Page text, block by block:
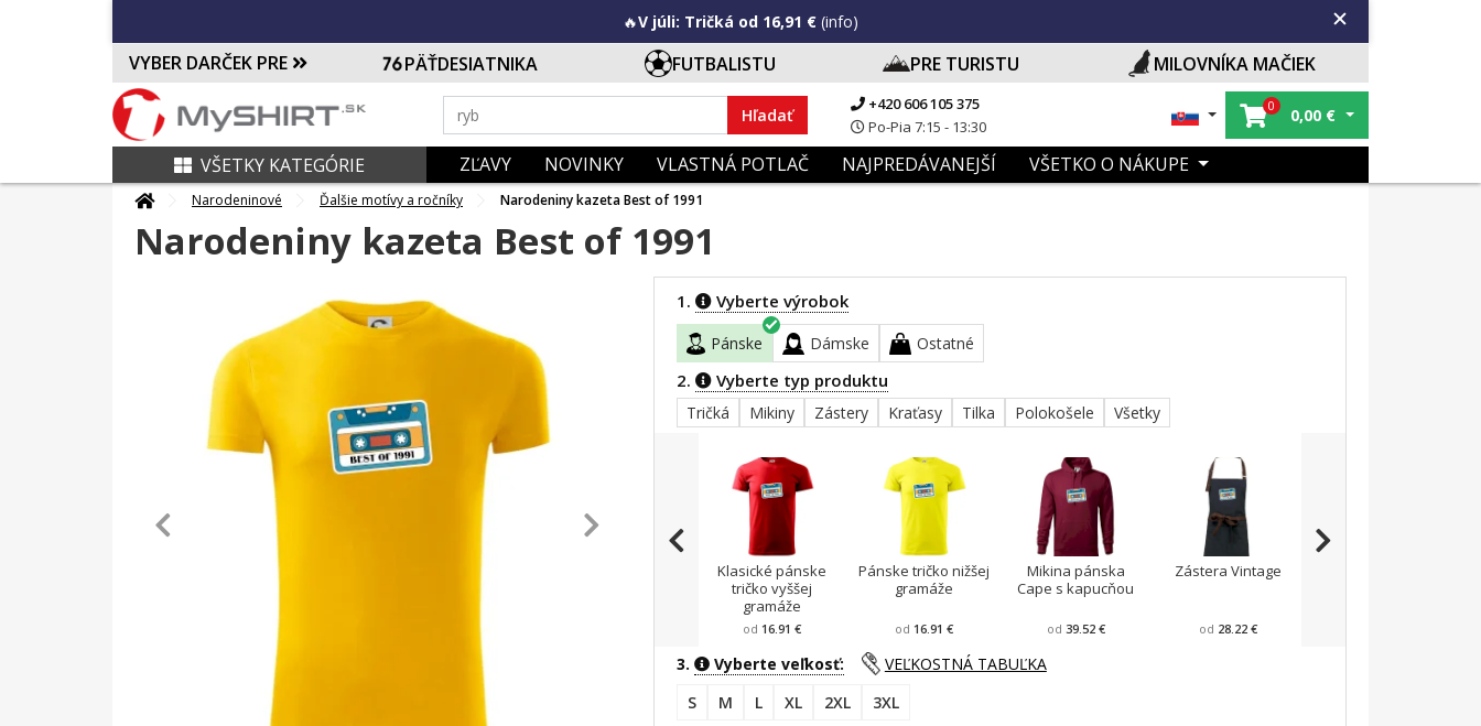
🔥V júli: Tričká od 16,91 € (info)
VYBER DARČEK PRE PÄŤDESIATNIKA FUTBALISTU PRE TURISTU MILOVNÍKA MAČIEK
Hľadať
+420 606 105 375
Po-Pia 7:15 - 13:30
0 0,00 €
VŠETKY KATEGÓRIE ZĽAVY NOVINKY VLASTNÁ POTLAČ NAJPREDÁVANEJŠÍ VŠETKO O NÁKUPE
Narodeninové Ďalšie motívy a ročníky Narodeniny kazeta Best of 1991
Narodeniny kazeta Best of 1991
1. Vyberte výrobok
Pánske Dámske Ostatné
2. Vyberte typ produktu
Tričká Mikiny Zástery Kraťasy Tilka Polokošele Všetky
Klasické pánske
tričko vyššej
gramáže
od 16.91 €
Pánske tričko nižšej
gramáže
od 16.91 €
Mikina pánska
Cape s kapucňou
od 39.52 €
Zástera Vintage
od 28.22 €
3. Vyberte veľkosť:
VEĽKOSTNÁ TABUĽKA
S
M L XL 2XL
3XL